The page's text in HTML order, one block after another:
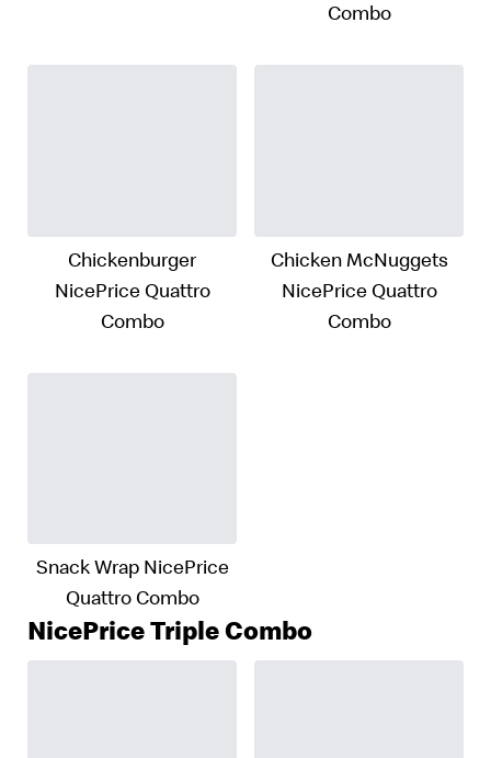
Combo
Chickenburger
NicePrice Quattro
Combo
Chicken McNuggets
NicePrice Quattro
Combo
Snack Wrap NicePrice
Quattro Combo
NicePrice Triple Combo